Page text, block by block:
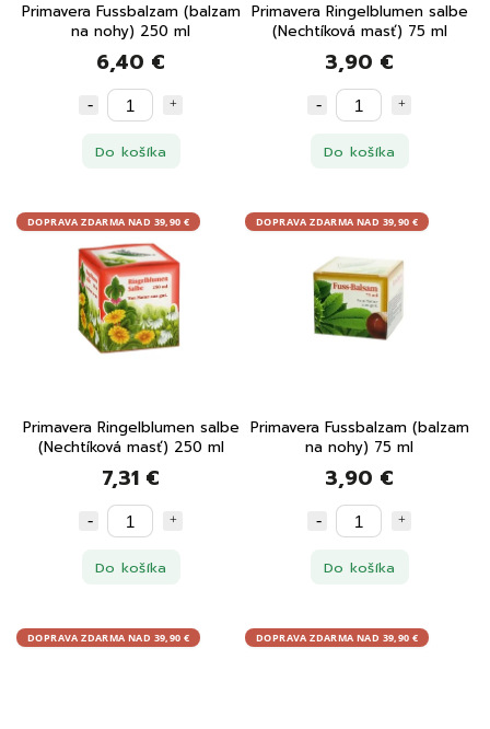
Primavera Fussbalzam (balzam
na nohy) 250 ml
6,40 €
Do košíka
Primavera Ringelblumen salbe
(Nechtíková masť) 75 ml
3,90 €
Do košíka
DOPRAVA ZDARMA NAD 39,90 €
Primavera Ringelblumen salbe
(Nechtíková masť) 250 ml
7,31 €
Do košíka
DOPRAVA ZDARMA NAD 39,90 €
Primavera Fussbalzam (balzam
na nohy) 75 ml
3,90 €
Do košíka
DOPRAVA ZDARMA NAD 39,90 € DOPRAVA ZDARMA NAD 39,90 €